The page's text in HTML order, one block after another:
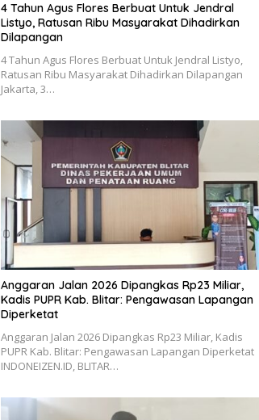
4 Tahun Agus Flores Berbuat Untuk Jendral
Listyo, Ratusan Ribu Masyarakat Dihadirkan
Dilapangan
4 Tahun Agus Flores Berbuat Untuk Jendral Listyo,
Ratusan Ribu Masyarakat Dihadirkan Dilapangan
Jakarta, 3…
Anggaran Jalan 2026 Dipangkas Rp23 Miliar,
Kadis PUPR Kab. Blitar: Pengawasan Lapangan
Diperketat
Anggaran Jalan 2026 Dipangkas Rp23 Miliar, Kadis
PUPR Kab. Blitar: Pengawasan Lapangan Diperketat
INDONEIZEN.ID, BLITAR…